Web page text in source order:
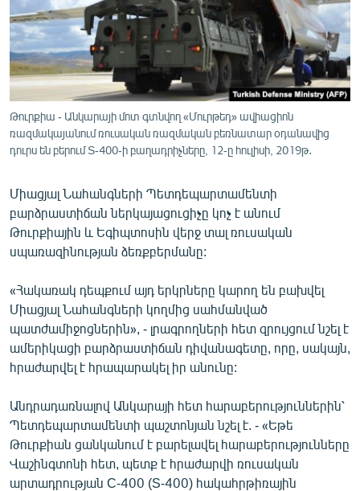
ՍՊՈՐՏ
ՄԵԿՆԱԲԱՆՈՒԹՅՈՒՆ
ՏՏ ԵՒ ԻՆՏԵՐՆԵՏ
ԱՐԽԻՎ
ԲԱՆԱՎԵՃ
ՁԳՏԵԼՈՎ ԼԱՎԱԳՈՒՅՆԻՆ
ՓՈԴՔԱՍԹ
Հայերեն
English
Русский
Թուրքիա - Անկարայի մոտ գտնվող «Մուրթեդ» ավիացիոն
ռազմակայանում ռուսական ռազմական բեռնատար օդանավից
դուրս են բերում S-400-ի բաղադրիչները, 12-ը հուլիսի, 2019թ․
Միացյալ Նահանգների Պետդեպարտամենտի
բարձրաստիճան ներկայացուցիչը կոչ է անում
Թուրքիային և Եգիպտոսին վերջ տալ ռուսական
սպառազինության ձեռքբերմանը:
«Հակառակ դեպքում այդ երկրները կարող են բախվել
Միացյալ Նահանգների կողմից սահմանված
պատժամիջոցներին», - լրագրողների հետ զրույցում նշել է
ամերիկացի բարձրաստիճան դիվանագետը, որը, սակայն,
հրաժարվել է հրապարակել իր անունը:
Անդրադառնալով Անկարայի հետ հարաբերություններին՝
Պետդեպարտամենտի պաշտոնյան նշել է. - «Եթե
Թուրքիան ցանկանում է բարելավել հարաբերությունները
Վաշինգտոնի հետ, պետք է հրաժարվի ռուսական
արտադրության C-400 (S-400) հակահրթիռային